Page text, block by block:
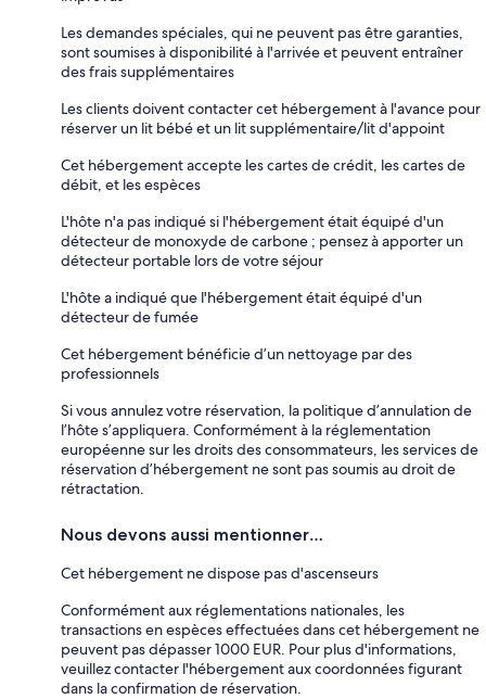
Les demandes spéciales, qui ne peuvent pas être garanties,
sont soumises à disponibilité à l'arrivée et peuvent entraîner
des frais supplémentaires
Les clients doivent contacter cet hébergement à l'avance pour
réserver un lit bébé et un lit supplémentaire/lit d'appoint
Cet hébergement accepte les cartes de crédit, les cartes de
débit, et les espèces
L'hôte n'a pas indiqué si l'hébergement était équipé d'un
détecteur de monoxyde de carbone ; pensez à apporter un
détecteur portable lors de votre séjour
L'hôte a indiqué que l'hébergement était équipé d'un
détecteur de fumée
Cet hébergement bénéficie d’un nettoyage par des
professionnels
Si vous annulez votre réservation, la politique d’annulation de
l’hôte s’appliquera. Conformément à la réglementation
européenne sur les droits des consommateurs, les services de
réservation d’hébergement ne sont pas soumis au droit de
rétractation.
Nous devons aussi mentionner…
Cet hébergement ne dispose pas d'ascenseurs
Conformément aux réglementations nationales, les
transactions en espèces effectuées dans cet hébergement ne
peuvent pas dépasser 1000 EUR. Pour plus d'informations,
veuillez contacter l'hébergement aux coordonnées figurant
dans la confirmation de réservation.